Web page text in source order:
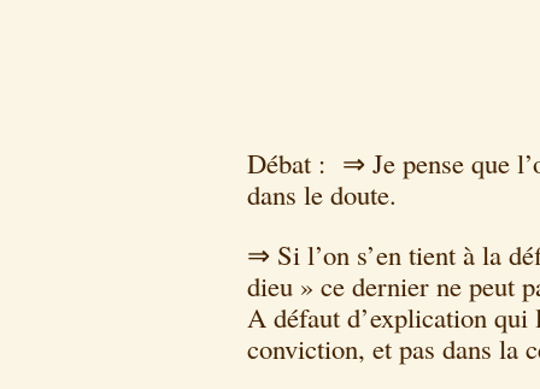
Débat : ⇒ Je pense que
dans le doute.
⇒ Si l’on s’en tient à la
dieu » ce dernier ne peut
A défaut d’explication
conviction, et pas dans la